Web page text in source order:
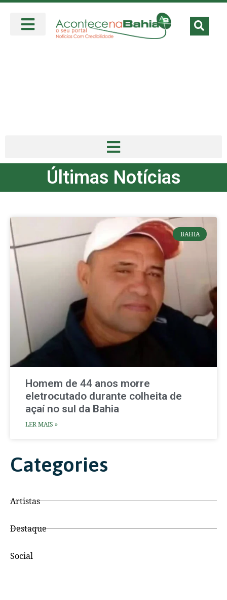
Últimas Notícias
BAHIA
Homem de 44 anos morre
eletrocutado durante colheita de
açaí no sul da Bahia
LER MAIS »
Categories
Artistas
Destaque
Social